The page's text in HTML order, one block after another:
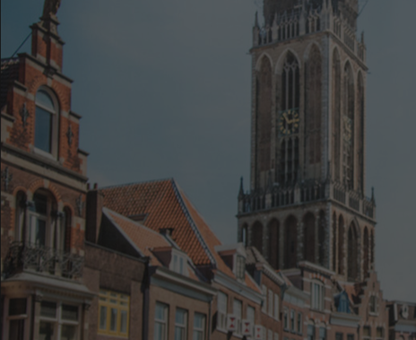
Bezoektijden
Wijzigen patiëntgegevens